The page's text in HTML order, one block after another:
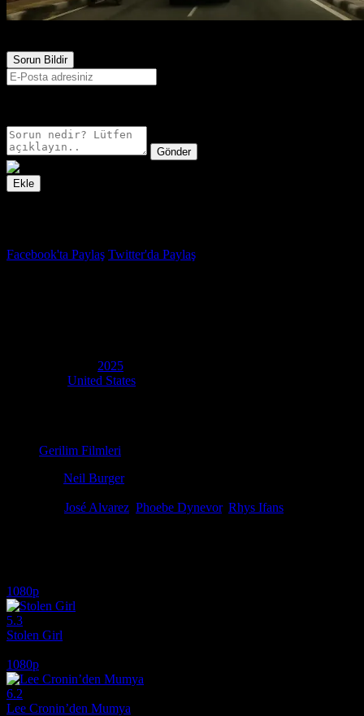
Sorun Bildir
Gönder
Ekle
Facebook'ta Paylaş Twitter'da Paylaş
2025
United States
Gerilim Filmleri
Neil Burger
José Alvarez Phoebe Dynevor, Rhys Ifans
1080p
5.3
Stolen Girl
1080p
6.2
Lee Cronin’den Mumya